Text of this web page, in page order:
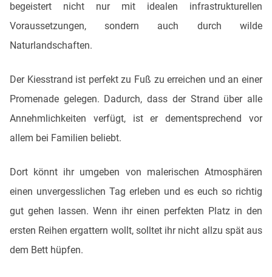
begeistert nicht nur mit idealen infrastrukturellen
Voraussetzungen, sondern auch durch wilde
Naturlandschaften.
Der Kiesstrand ist perfekt zu Fuß zu erreichen und an einer
Promenade gelegen. Dadurch, dass der Strand über alle
Annehmlichkeiten verfügt, ist er dementsprechend vor
allem bei Familien beliebt.
Dort könnt ihr umgeben von malerischen Atmosphären
einen unvergesslichen Tag erleben und es euch so richtig
gut gehen lassen. Wenn ihr einen perfekten Platz in den
ersten Reihen ergattern wollt, solltet ihr nicht allzu spät aus
dem Bett hüpfen.